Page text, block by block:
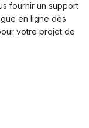
fournir un support
en ligne dès
votre projet de